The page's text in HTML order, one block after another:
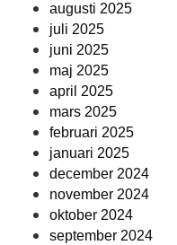
augusti 2025
juli 2025
juni 2025
maj 2025
april 2025
mars 2025
februari 2025
januari 2025
december 2024
november 2024
oktober 2024
september 2024